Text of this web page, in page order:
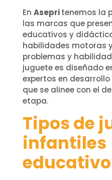
En Asepritenemos la
las marcas que
educativos y
habilidades motoras
problemas y
juguete es diseñado
expertos en
que se alinee con el
etapa.
Tipos de
infantiles